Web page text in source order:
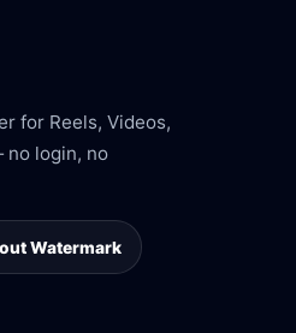
for Reels, Videos,
no login, no
Watermark